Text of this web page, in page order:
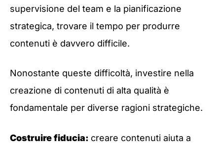
supervisione del team e la pianificazione
strategica, trovare il tempo per produrre
contenuti è davvero difficile.
Nonostante queste difficoltà, investire nella
creazione di contenuti di alta qualità è
fondamentale per diverse ragioni strategiche.
Costruire fiducia: creare contenuti aiuta a